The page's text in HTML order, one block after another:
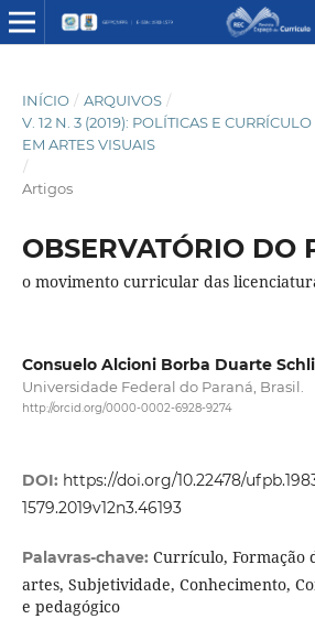
INÍCIO / ARQUIVOS /
V. 12 N. 3 (2019): POLÍTICAS E
EM ARTES VISUAIS
/
Artigos
OBSERVATÓRIO DO
o movimento curricular das
Consuelo Alcioni Borba Duarte
Universidade Federal do Paraná, Brasil.
http://orcid.org/0000-0002-6928-9274
DOI: https://doi.org/10.22478/
1579.2019v12n3.46193
Palavras-chave: Currículo, Formação
artes, Subjetividade, Conhecimento,
e pedagógico